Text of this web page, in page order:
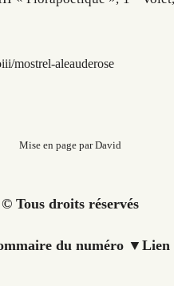
mostrel-aleauderose
Mise en page par David
© Tous droits réservés
du numéro ▼ Lien